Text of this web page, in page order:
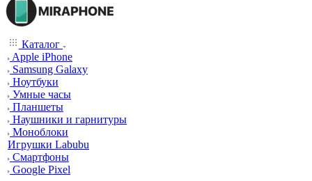
Каталог
Apple iPhone
Samsung Galaxy
Ноутбуки
Умные часы
Планшеты
Наушники и гарнитуры
Моноблоки
Игрушки Labubu
Смартфоны
Google Pixel